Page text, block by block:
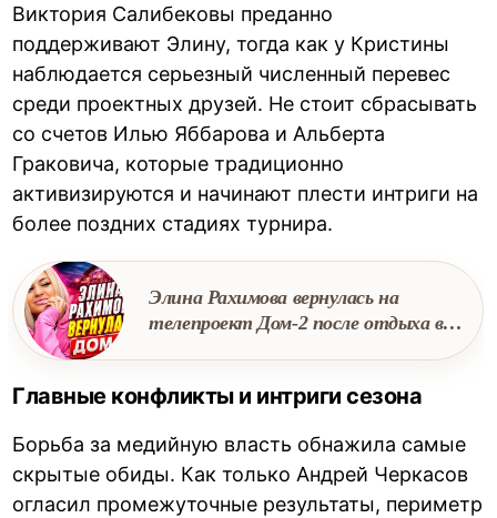
Виктория Салибековы преданно
поддерживают Элину, тогда как у Кристины
наблюдается серьезный численный перевес
среди проектных друзей. Не стоит сбрасывать
со счетов Илью Яббарова и Альберта
Граковича, которые традиционно
активизируются и начинают плести интриги на
более поздних стадиях турнира.
Элина Рахимова вернулась на
телепроект Дом-2 после отдыха в
Главные конфликты и интриги сезона
Борьба за медийную власть обнажила самые
скрытые обиды. Как только Андрей Черкасов
огласил промежуточные результаты, периметр